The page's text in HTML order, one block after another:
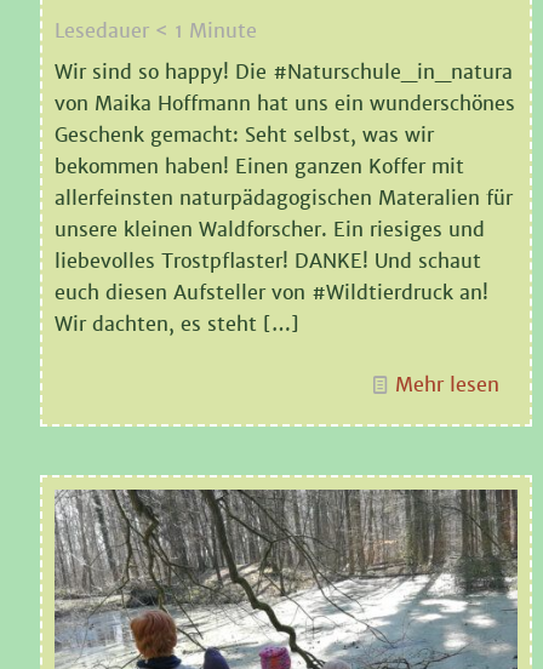
Lesedauer < 1 Minute
Wir sind so happy! Die #Naturschule_in_natura
von Maika Hoffmann hat uns ein wunderschönes
Geschenk gemacht: Seht selbst, was wir
bekommen haben! Einen ganzen Koffer mit
allerfeinsten naturpädagogischen Materalien für
unsere kleinen Waldforscher. Ein riesiges und
liebevolles Trostpflaster! DANKE! Und schaut
euch diesen Aufsteller von #Wildtierdruck an!
Wir dachten, es steht […]
Mehr lesen